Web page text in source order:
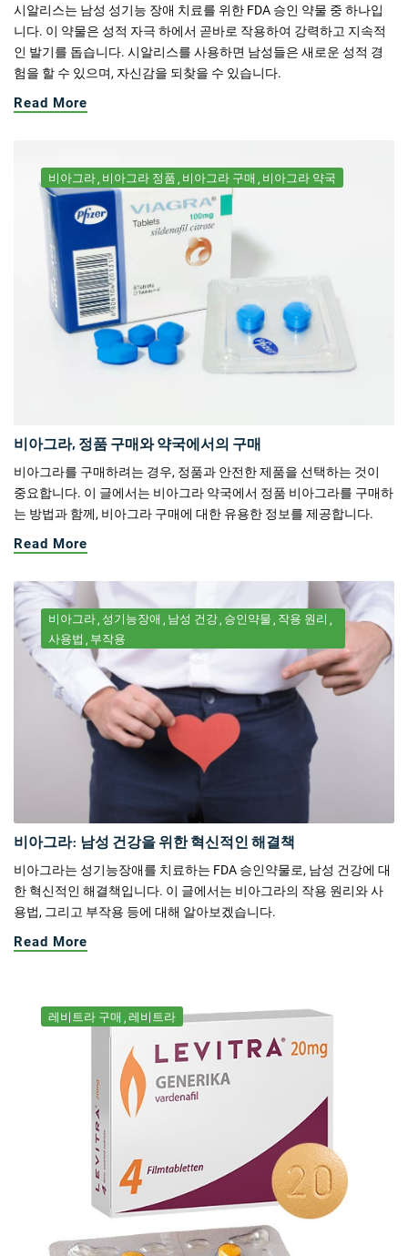
시알리스는 남성 성기능 장애 치료를 위한 FDA 승인 약물 중 하나입
니다. 이 약물은 성적 자극 하에서 곧바로 작용하여 강력하고 지속적
인 발기를 돕습니다. 시알리스를 사용하면 남성들은 새로운 성적 경
험을 할 수 있으며, 자신감을 되찾을 수 있습니다.
Read More
비아그라 비아그라 정품 비아그라 구매 비아그라 약국
비아그라, 정품 구매와 약국에서의 구매
비아그라를 구매하려는 경우, 정품과 안전한 제품을 선택하는 것이
중요합니다. 이 글에서는 비아그라 약국에서 정품 비아그라를 구매하
는 방법과 함께, 비아그라 구매에 대한 유용한 정보를 제공합니다.
Read More
비아그라 성기능장애 남성 건강 승인약물 작용 원리
사용법
부작용
비아그라: 남성 건강을 위한 혁신적인 해결책
비아그라는 성기능장애를 치료하는 FDA 승인약물로, 남성 건강에 대
한 혁신적인 해결책입니다. 이 글에서는 비아그라의 작용 원리와 사
용법, 그리고 부작용 등에 대해 알아보겠습니다.
Read More
레비트라 구매 레비트라